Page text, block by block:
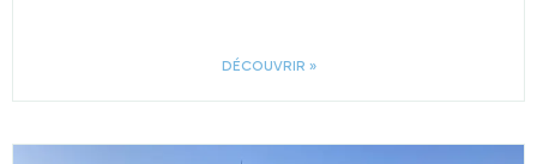
DÉCOUVRIR »